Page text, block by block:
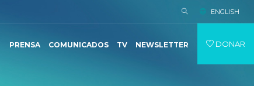
ENGLISH
PRENSA COMUNICADOS TV NEWSLETTER DONAR